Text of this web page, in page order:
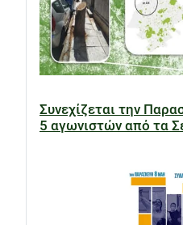
Συνεχίζεται την
5 αγωνιστών από τα